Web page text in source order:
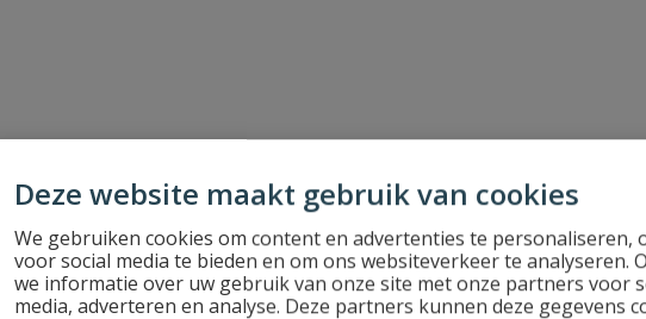
Deze website maakt gebruik van cookies
We gebruiken cookies om content en advertenties te personaliseren,
voor social media te bieden en om ons websiteverkeer te analyseren.
we informatie over uw gebruik van onze site met onze partners voor
media, adverteren en analyse. Deze partners kunnen deze gegevens